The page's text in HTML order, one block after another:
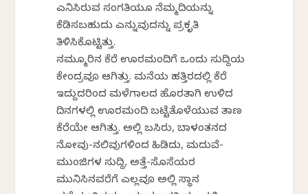
ಎನಿಸಿರುವ ಸಂಗತಿಯೂ ನೆಮ್ಮದಿಯನ್ನು
ಕೆಡಿಸಬಹುದು ಎನ್ನುವುದನ್ನು ಪ್ರಕೃತಿ
ತಿಳಿಸಿಕೊಟ್ಟಿತ್ತು.
ನಮ್ಮೂರಿನ ಕೆರೆ ಊರಮಂದಿಗೆ ಒಂದು ಸುದ್ದಿಯ
ಕೇಂದ್ರವೂ ಆಗಿತ್ತು. ಮನೆಯ ಹತ್ತಿರದಲ್ಲಿ ಕೆರೆ
ಇದ್ದುದರಿಂದ ಮಳೆಗಾಲದ ಹೊರತಾಗಿ ಉಳಿದ
ದಿನಗಳಲ್ಲಿ ಊರಮಂದಿ ಬಟ್ಟೆತೊಳೆಯುವ ತಾಣ
ಕೆರೆಯೇ ಆಗಿತ್ತು. ಅಲ್ಲಿ ಬಸಿರು, ಬಾಳಂತನದ
ನೋವು-ನಲಿವುಗಳಿಂದ ಹಿಡಿದು, ಮದುವೆ-
ಮುಂಜಿಗಳ ಸುದ್ದಿ, ಅತ್ತೆ-ಸೊಸೆಯರ
ಮುನಿಸಿನವರೆಗೆ ಎಲ್ಲವೂ ಅಲ್ಲಿ ಸ್ಥಾನ